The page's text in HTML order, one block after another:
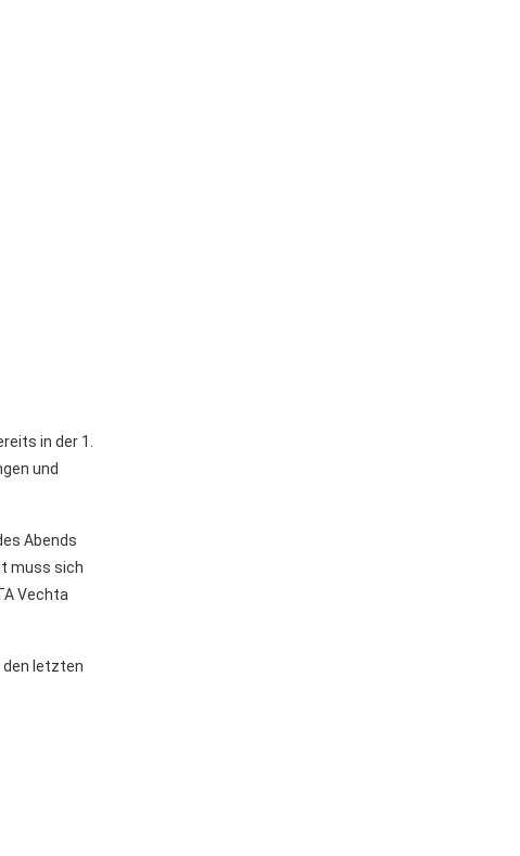
in der 1.
und
Abends
muss sich
Vechta
den letzten